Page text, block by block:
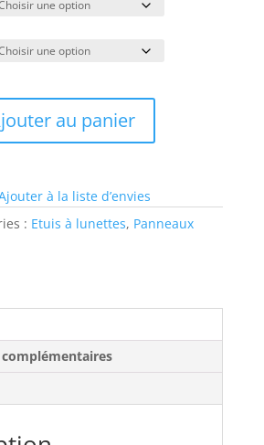
au panier
à la liste d’envies
: Etuis à lunettes, Panneaux